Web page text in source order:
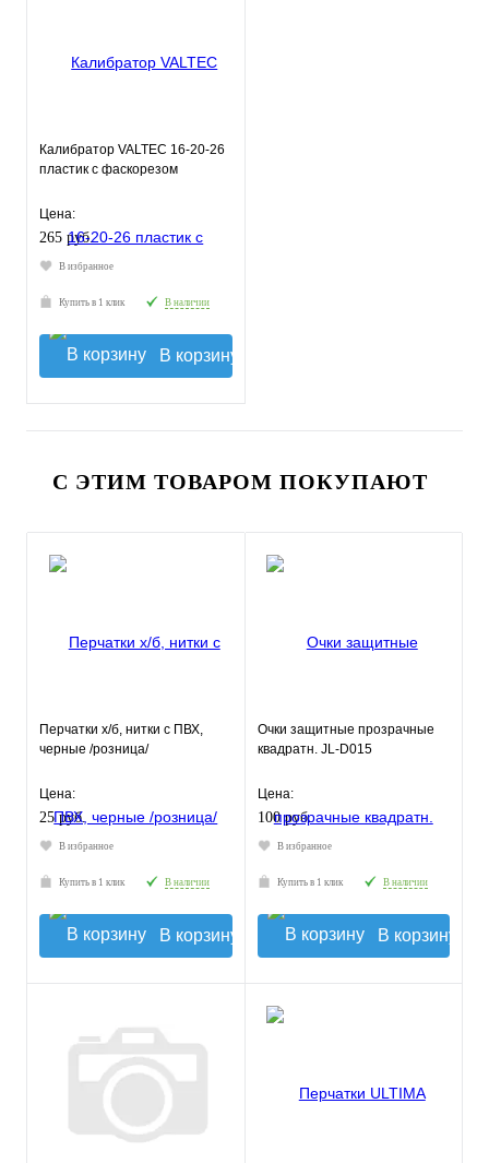
Калибратор VALTEC 16-20-26
пластик с фаскорезом
Цена:
265 руб.
В избранное
Купить в 1 клик В наличии
В корзину
С ЭТИМ ТОВАРОМ ПОКУПАЮТ
Перчатки х/б, нитки с ПВХ,
черные /розница/
Цена:
25 руб.
В избранное
Купить в 1 клик В наличии
В корзину
Очки защитные прозрачные
квадратн. JL-D015
Цена:
100 руб.
В избранное
Купить в 1 клик В наличии
В корзину